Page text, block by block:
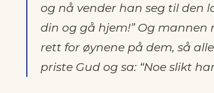
og nå vender han seg til den
din og gå hjem!” Og mannen
rett for øynene på dem, så
priste Gud og sa: “Noe slikt